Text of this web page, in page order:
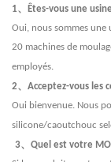
1、
Êtes-vous une
Oui, nous sommes une
20 machines de
employés.
2、
Acceptez-vous les
Oui bienvenue. Nous
silicone/caoutchouc
3、
Quel est votre